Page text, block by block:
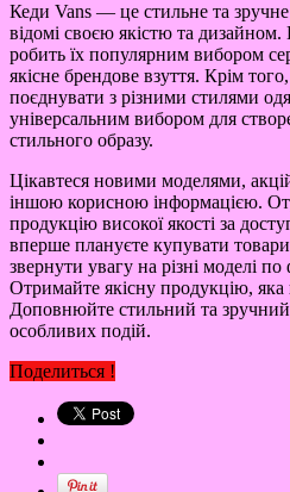
Кеди Vans — це стильне та зручне
відомі своєю якістю та
робить їх популярним вибором
якісне брендове взуття. Крім
поєднувати з різними стилями
універсальним вибором для
стильного образу.
Цікавтеся новими моделями,
іншою корисною інформацією.
продукцію високої якості за
вперше плануєте купувати
звернути увагу на різні моделі
Отримайте якісну продукцію, яка
Доповнюйте стильний та
особливих подій.
Поделиться !